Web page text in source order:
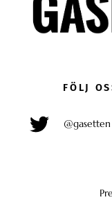
FÖLJ
@gasetten